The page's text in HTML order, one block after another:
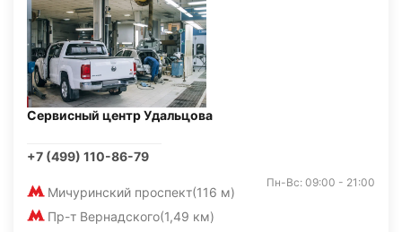
Сервисный центр Удальцова
+7 (499) 110-86-79
Мичуринский проспект(116 м)
Пр-т Вернадского(1,49 км)
Пн-Вс: 09:00 - 21:00